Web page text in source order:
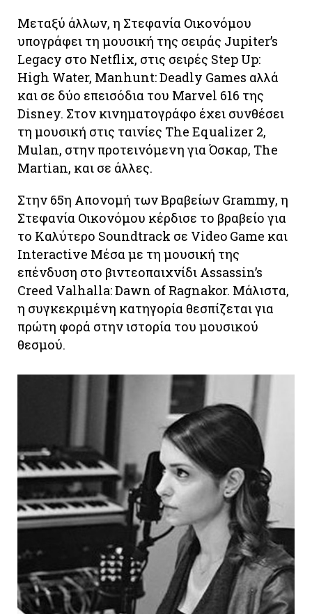
Μεταξύ άλλων, η Στεφανία Οικονόμου
υπογράφει τη μουσική της σειράς Jupiter’s
Legacy στο Netflix, στις σειρές Step Up:
High Water, Manhunt: Deadly Games αλλά
και σε δύο επεισόδια του Marvel 616 της
Disney. Στον κινηματογράφο έχει συνθέσει
τη μουσική στις ταινίες The Equalizer 2,
Mulan, στην προτεινόμενη για Όσκαρ, The
Martian, και σε άλλες.
Στην 65η Απονομή των Βραβείων Grammy, η
Στεφανία Οικονόμου κέρδισε το βραβείο για
το Καλύτερο Soundtrack σε Video Game και
Interactive Μέσα με τη μουσική της
επένδυση στο βιντεοπαιχνίδι Assassin’s
Creed Valhalla: Dawn of Ragnakor. Μάλιστα,
η συγκεκριμένη κατηγορία θεσπίζεται για
πρώτη φορά στην ιστορία του μουσικού
θεσμού.